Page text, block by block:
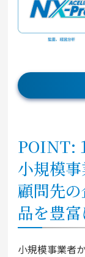
POINT:１
小規模事
顧問先
品を豊富
小規模事業者